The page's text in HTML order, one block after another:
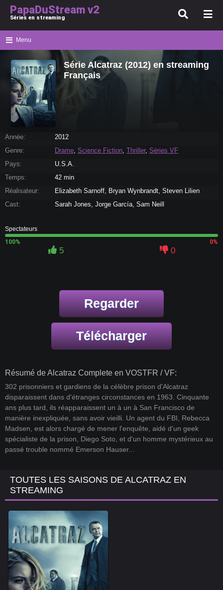
PapaDuStream v2
Séries en streaming
Menu
Série Alcatraz (2012) en streaming
Français
Année:
2012
Genre:
Drame, Science Fiction, Thriller, Séries VF
Pays:
U.S.A.
Temps:
42 min
Réalisateur:
Elizabeth Sarnoff, Bryan Wynbrandt, Steven Lilien
Cast:
Sarah Jones, Jorge García, Sam Neill
Spectateurs
100%
0%
5 0
Regarder
Télécharger
Résumé de Alcatraz Complete en VOSTFR / VF:
302 prisonniers et gardiens de la célèbre prison d'Alcatraz
disparaissent dans d'étranges circonstances en 1963. Cinquante
ans plus tard, ils réapparaissent un à un à San Francisco de
manière inexpliquée, sans avoir vieilli. Un agent du FBI, Rebecca
Madsen, est alors chargé de mener l'enquête, aidé d'un geek
spécialiste de la prison, Diego Soto, et d'un homme mystérieux au
passé trouble nommé Emerson Hauser...
TOUTES LES SAISONS DE ALCATRAZ EN
STREAMING